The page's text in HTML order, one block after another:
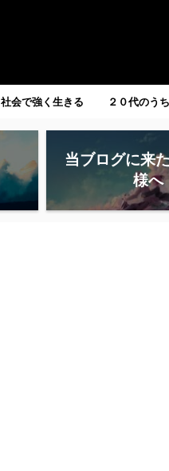
社会で強く生きる ２０代のう
たい
当ブログに来
様へ